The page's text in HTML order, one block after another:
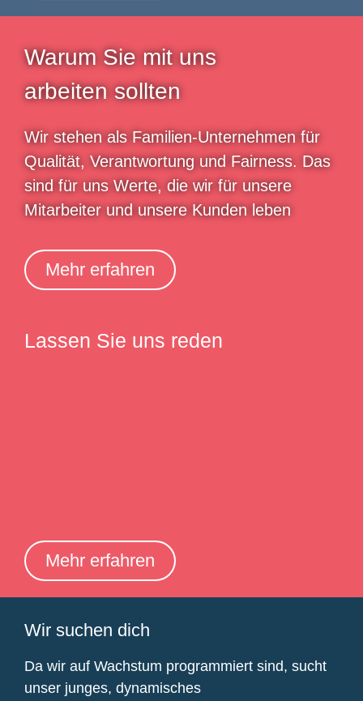
Warum Sie mit uns
arbeiten sollten
Wir stehen als Familien-Unternehmen für
Qualität, Verantwortung und Fairness. Das
sind für uns Werte, die wir für unsere
Mitarbeiter und unsere Kunden leben
Mehr erfahren
Lassen Sie uns reden
Mehr erfahren
Wir suchen dich
Da wir auf Wachstum programmiert sind, sucht
unser junges, dynamisches